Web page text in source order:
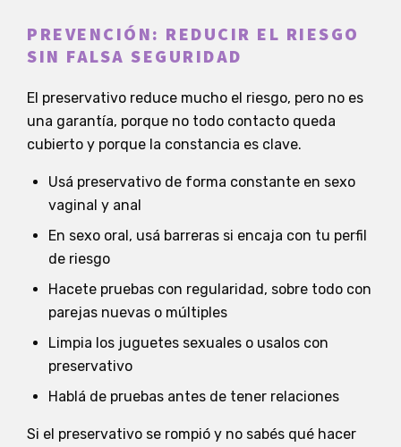
PREVENCIÓN: REDUCIR EL RIESGO
SIN FALSA SEGURIDAD
El preservativo reduce mucho el riesgo, pero no es
una garantía, porque no todo contacto queda
cubierto y porque la constancia es clave.
Usá preservativo de forma constante en sexo
vaginal y anal
En sexo oral, usá barreras si encaja con tu perfil
de riesgo
Hacete pruebas con regularidad, sobre todo con
parejas nuevas o múltiples
Limpia los juguetes sexuales o usalos con
preservativo
Hablá de pruebas antes de tener relaciones
Si el preservativo se rompió y no sabés qué hacer